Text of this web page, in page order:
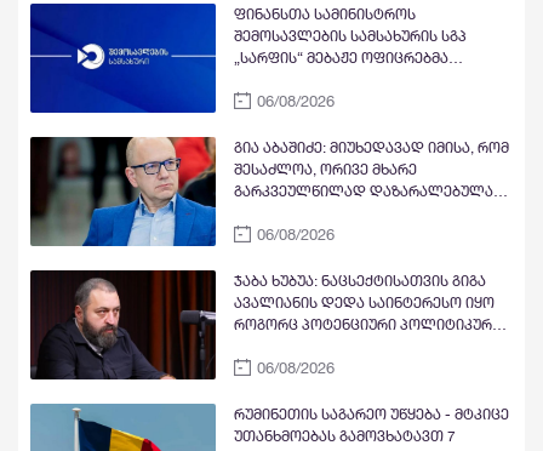
სიტყვები აფხაზური და რუსული
სააგენტოების მიერ არის წაღებული
და ყველა ქართველს მკვლელს
ფინანსთა სამინისტროს
შემოსავლების სამსახურის სგპ
„სარფის“ მებაჟე ოფიცრებმა
გადაზიდვის ფაქტი გამოავლინეს
06/08/2026
გია აბაშიძე: მიუხედავად იმისა, რომ
შესაძლოა, ორივე მხარე
გარკვეულწილად დაზარალებულად
პროვოცირებაში მთავარი
ნია იმნაძეს ეკისრება. ამ ფონზე,
ოჯახის წევრების მიერ პროტესტის
უკიდურესი ფორმების გამოხატვა
მოკლებულია
06/08/2026
ჯაბა ხუბუა: ნაცსექტისათვის გიგა
ავალიანის დედა საინტერესო იყო
როგორც პოტენციური პოლიტიკური
შეიძლებოდა, თავიანთი
მაგრამ რაკი ეკა კუპატაძემ თავისი
ტრაგედია პოლიტიკური
06/08/2026
რუმინეთის საგარეო უწყება - მტკიცე
უთანხმოებას გამოვხატავთ 7